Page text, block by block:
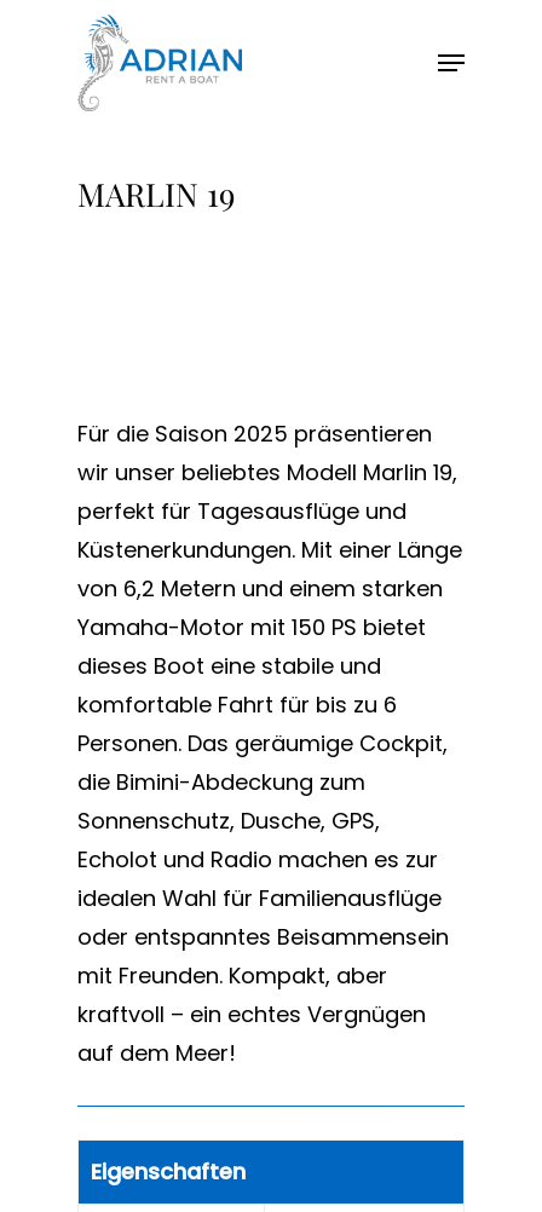
MARLIN 19
Für die Saison 2025 präsentieren
wir unser beliebtes Modell Marlin 19,
perfekt für Tagesausflüge und
Küstenerkundungen. Mit einer Länge
von 6,2 Metern und einem starken
Yamaha-Motor mit 150 PS bietet
dieses Boot eine stabile und
komfortable Fahrt für bis zu 6
Personen. Das geräumige Cockpit,
die Bimini-Abdeckung zum
Sonnenschutz, Dusche, GPS,
Echolot und Radio machen es zur
idealen Wahl für Familienausflüge
oder entspanntes Beisammensein
mit Freunden. Kompakt, aber
kraftvoll – ein echtes Vergnügen
auf dem Meer!
Eigenschaften